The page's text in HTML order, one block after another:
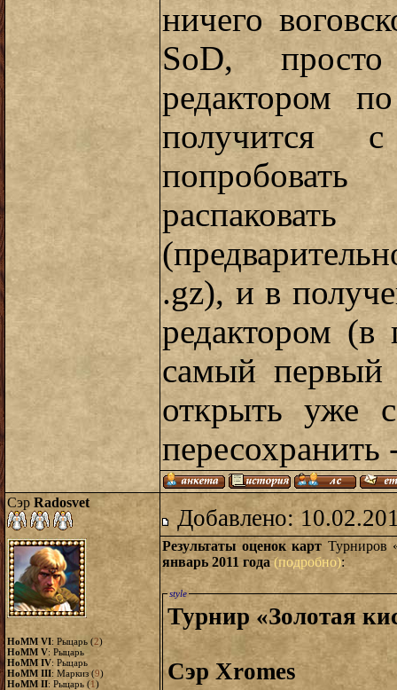
ничего
SoD,
редактором
получится
.gz), и в
редактором (в
самый первый
открыть уже
пересохранить
Сэр Radosvet
HoMM VI: Рыцарь (2)
HoMM V: Рыцарь
HoMM IV: Рыцарь
HoMM III: Маркиз (9)
HoMM II: Рыцарь (1)
Добавлено:
Результаты оценок карт Турниров
январь 2011 года (подробно):
style
Турнир «Золотая
Сэр Xromes